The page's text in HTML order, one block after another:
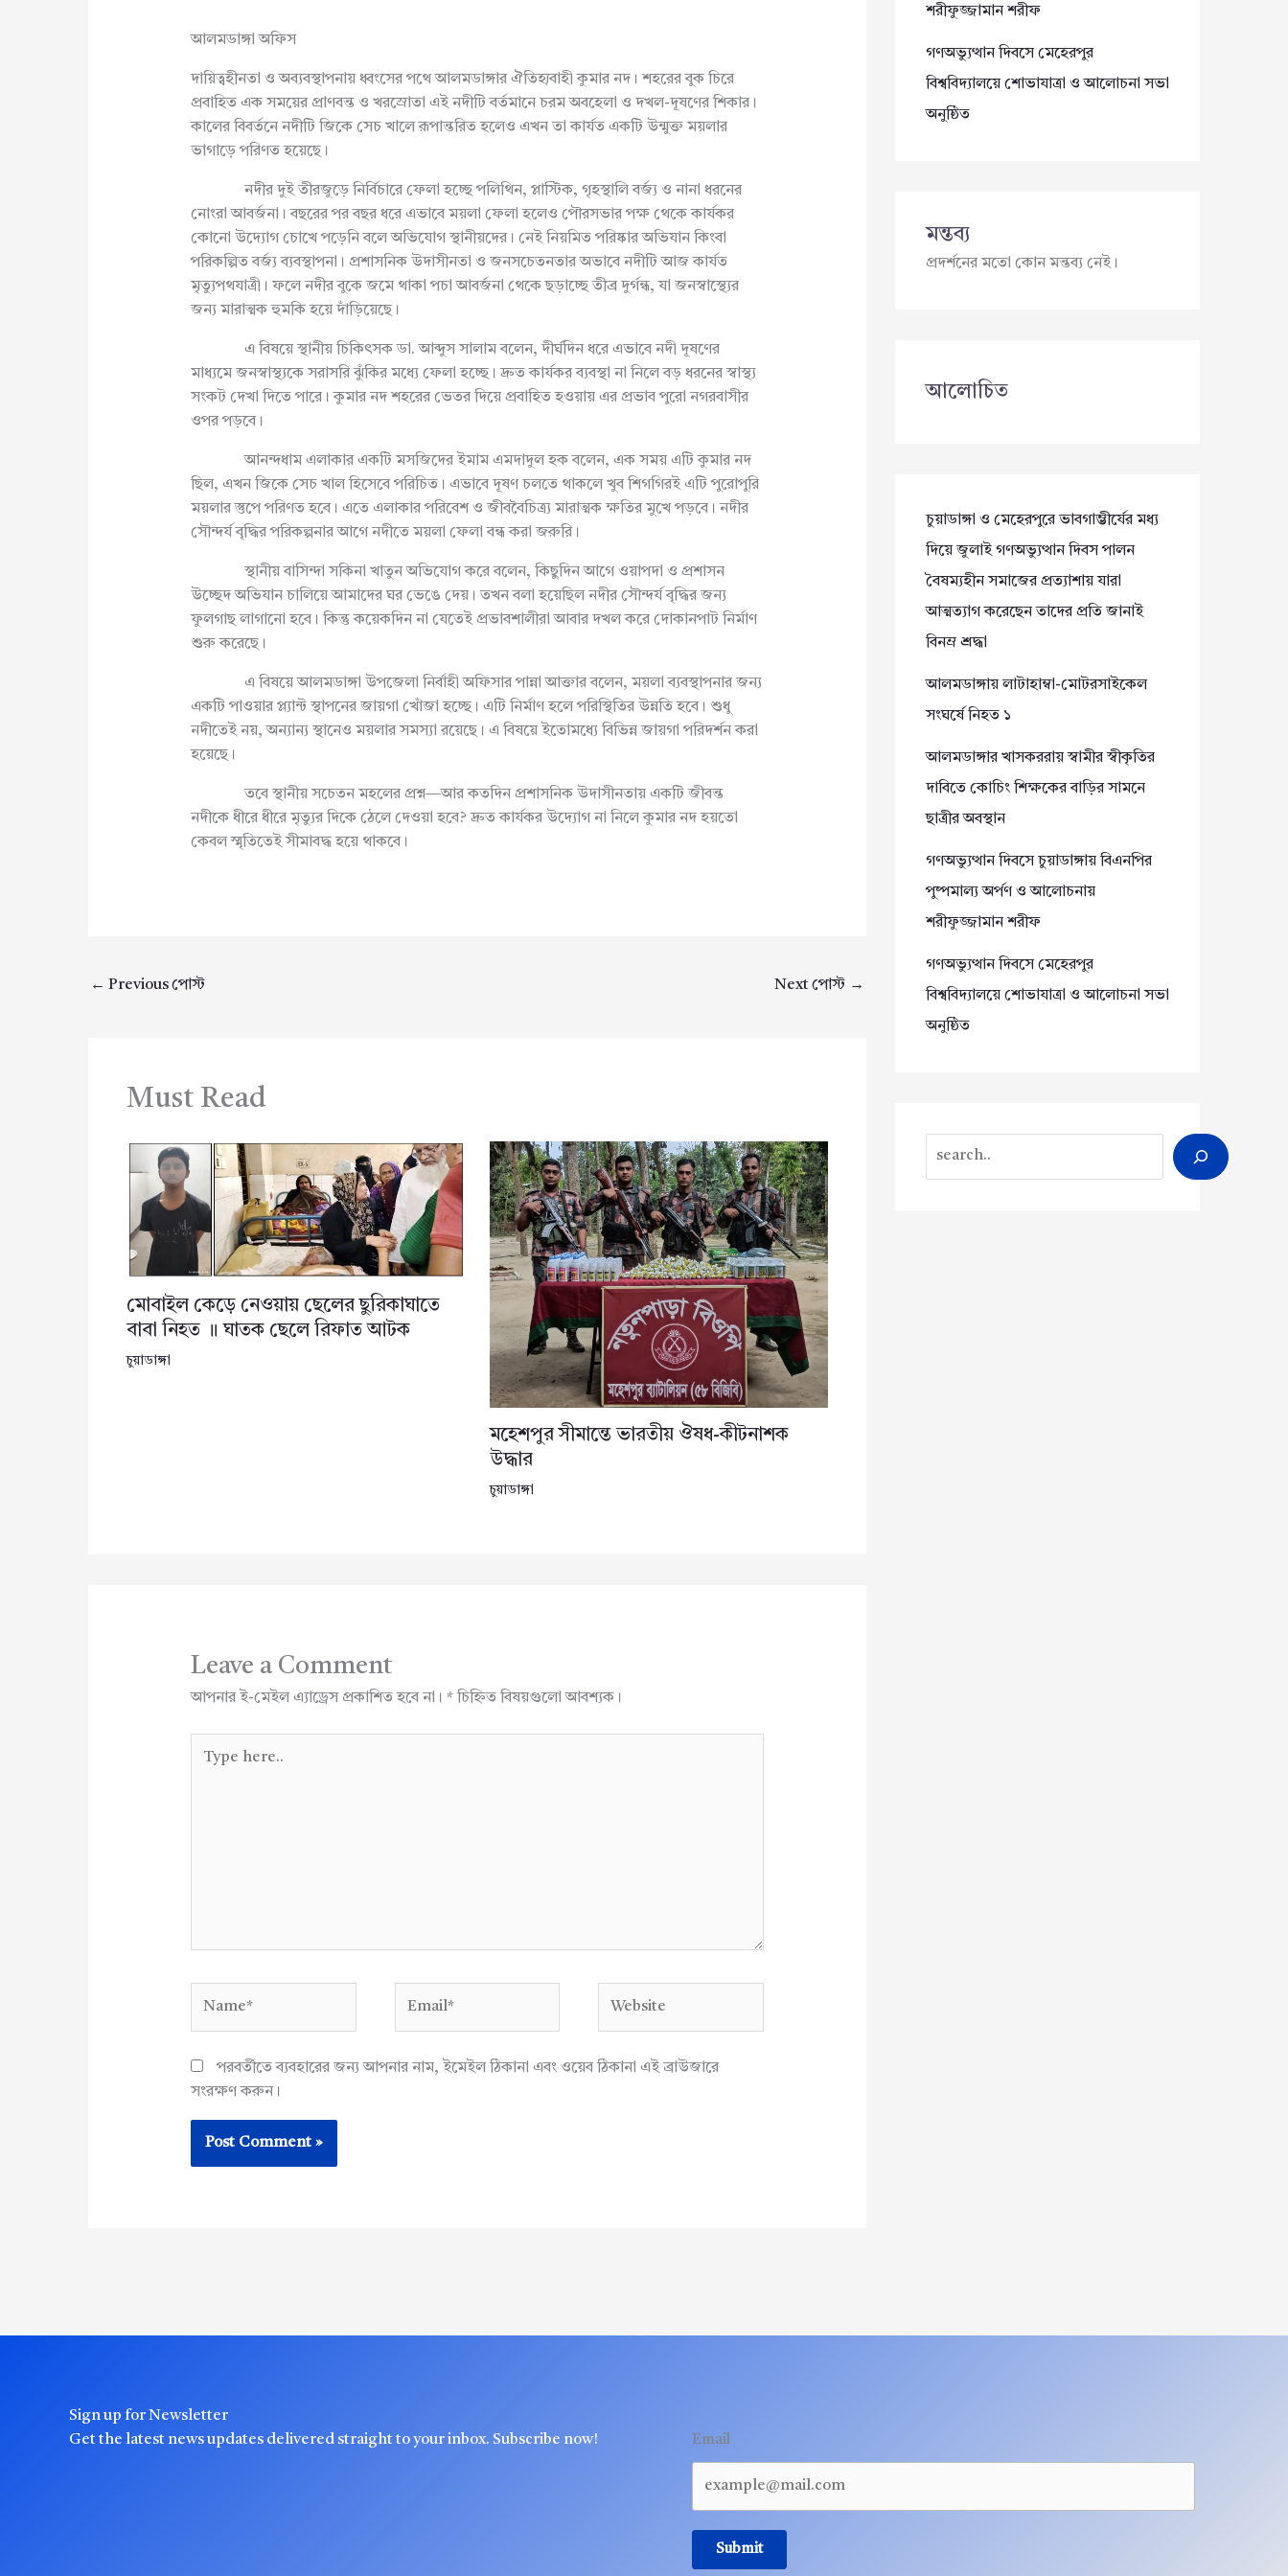
আলমডাঙ্গা অফিস
দায়িত্বহীনতা ও অব্যবস্থাপনায় ধ্বংসের পথে আলমডাঙ্গার ঐতিহ্যবাহী কুমার নদ। শহরের বুক চিরে
প্রবাহিত এক সময়ের প্রাণবন্ত ও খরস্রোতা এই নদীটি বর্তমানে চরম অবহেলা ও দখল-দূষণের শিকার।
কালের বিবর্তনে নদীটি জিকে সেচ খালে রূপান্তরিত হলেও এখন তা কার্যত একটি উন্মুক্ত ময়লার
ভাগাড়ে পরিণত হয়েছে।
নদীর দুই তীরজুড়ে নির্বিচারে ফেলা হচ্ছে পলিথিন, প্লাস্টিক, গৃহস্থালি বর্জ্য ও নানা ধরনের
নোংরা আবর্জনা। বছরের পর বছর ধরে এভাবে ময়লা ফেলা হলেও পৌরসভার পক্ষ থেকে কার্যকর
কোনো উদ্যোগ চোখে পড়েনি বলে অভিযোগ স্থানীয়দের। নেই নিয়মিত পরিষ্কার অভিযান কিংবা
পরিকল্পিত বর্জ্য ব্যবস্থাপনা। প্রশাসনিক উদাসীনতা ও জনসচেতনতার অভাবে নদীটি আজ কার্যত
মৃত্যুপথযাত্রী। ফলে নদীর বুকে জমে থাকা পচা আবর্জনা থেকে ছড়াচ্ছে তীব্র দুর্গন্ধ, যা জনস্বাস্থ্যের
জন্য মারাত্মক হুমকি হয়ে দাঁড়িয়েছে।
এ বিষয়ে স্থানীয় চিকিৎসক ডা. আব্দুস সালাম বলেন, দীর্ঘদিন ধরে এভাবে নদী দূষণের
মাধ্যমে জনস্বাস্থ্যকে সরাসরি ঝুঁকির মধ্যে ফেলা হচ্ছে। দ্রুত কার্যকর ব্যবস্থা না নিলে বড় ধরনের স্বাস্থ্য
সংকট দেখা দিতে পারে। কুমার নদ শহরের ভেতর দিয়ে প্রবাহিত হওয়ায় এর প্রভাব পুরো নগরবাসীর
ওপর পড়বে।
আনন্দধাম এলাকার একটি মসজিদের ইমাম এমদাদুল হক বলেন, এক সময় এটি কুমার নদ
ছিল, এখন জিকে সেচ খাল হিসেবে পরিচিত। এভাবে দূষণ চলতে থাকলে খুব শিগগিরই এটি পুরোপুরি
ময়লার স্তুপে পরিণত হবে। এতে এলাকার পরিবেশ ও জীববৈচিত্র্য মারাত্মক ক্ষতির মুখে পড়বে। নদীর
সৌন্দর্য বৃদ্ধির পরিকল্পনার আগে নদীতে ময়লা ফেলা বন্ধ করা জরুরি।
স্থানীয় বাসিন্দা সকিনা খাতুন অভিযোগ করে বলেন, কিছুদিন আগে ওয়াপদা ও প্রশাসন
উচ্ছেদ অভিযান চালিয়ে আমাদের ঘর ভেঙে দেয়। তখন বলা হয়েছিল নদীর সৌন্দর্য বৃদ্ধির জন্য
ফুলগাছ লাগানো হবে। কিন্তু কয়েকদিন না যেতেই প্রভাবশালীরা আবার দখল করে দোকানপাট নির্মাণ
শুরু করেছে।
এ বিষয়ে আলমডাঙ্গা উপজেলা নির্বাহী অফিসার পান্না আক্তার বলেন, ময়লা ব্যবস্থাপনার জন্য
একটি পাওয়ার প্ল্যান্ট স্থাপনের জায়গা খোঁজা হচ্ছে। এটি নির্মাণ হলে পরিস্থিতির উন্নতি হবে। শুধু
নদীতেই নয়, অন্যান্য স্থানেও ময়লার সমস্যা রয়েছে। এ বিষয়ে ইতোমধ্যে বিভিন্ন জায়গা পরিদর্শন করা
হয়েছে।
তবে স্থানীয় সচেতন মহলের প্রশ্ন—আর কতদিন প্রশাসনিক উদাসীনতায় একটি জীবন্ত
নদীকে ধীরে ধীরে মৃত্যুর দিকে ঠেলে দেওয়া হবে? দ্রুত কার্যকর উদ্যোগ না নিলে কুমার নদ হয়তো
কেবল স্মৃতিতেই সীমাবদ্ধ হয়ে থাকবে।
← Previous পোস্ট Next পোস্ট →
Must Read
মোবাইল কেড়ে নেওয়ায় ছেলের ছুরিকাঘাতে
বাবা নিহত ॥ ঘাতক ছেলে রিফাত আটক
চুয়াডাঙ্গা
মহেশপুর সীমান্তে ভারতীয় ঔষধ-কীটনাশক
উদ্ধার
চুয়াডাঙ্গা
Leave a Comment
আপনার ই-মেইল এ্যাড্রেস প্রকাশিত হবে না। *চিহ্নিত বিষয়গুলো আবশ্যক।
here..
পরবর্তীতে ব্যবহারের জন্য আপনার নাম, ইমেইল ঠিকানা এবং ওয়েব ঠিকানা এই ব্রাউজারে
সংরক্ষণ করুন।
শরীফুজ্জামান শরীফ
গণঅভ্যুত্থান দিবসে মেহেরপুর
বিশ্ববিদ্যালয়ে শোভাযাত্রা ও আলোচনা সভা
অনুষ্ঠিত
মন্তব্য
প্রদর্শনের মতো কোন মন্তব্য নেই।
আলোচিত
চুয়াডাঙ্গা ও মেহেরপুরে ভাবগাম্ভীর্যের মধ্য
দিয়ে জুলাই গণঅভ্যুত্থান দিবস পালন
বৈষম্যহীন সমাজের প্রত্যাশায় যারা
আত্মত্যাগ করেছেন তাদের প্রতি জানাই
বিনম্র শ্রদ্ধা
আলমডাঙ্গায় লাটাহাম্বা-মোটরসাইকেল
সংঘর্ষে নিহত ১
আলমডাঙ্গার খাসকররায় স্বামীর স্বীকৃতির
দাবিতে কোচিং শিক্ষকের বাড়ির সামনে
ছাত্রীর অবস্থান
গণঅভ্যুত্থান দিবসে চুয়াডাঙ্গায় বিএনপির
পুষ্পমাল্য অর্পণ ও আলোচনায়
শরীফুজ্জামান শরীফ
গণঅভ্যুত্থান দিবসে মেহেরপুর
বিশ্ববিদ্যালয়ে শোভাযাত্রা ও আলোচনা সভা
অনুষ্ঠিত
Sign up for Newsletter
Get the latest news updates delivered straight to your inbox. Subscribe now!
Email
Submit